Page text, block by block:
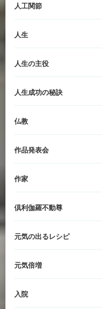
人工関節
人生
人生の主役
人生成功の秘訣
仏教
作品発表会
作家
倶利伽羅不動尊
元気の出るレシピ
元気倍増
入院